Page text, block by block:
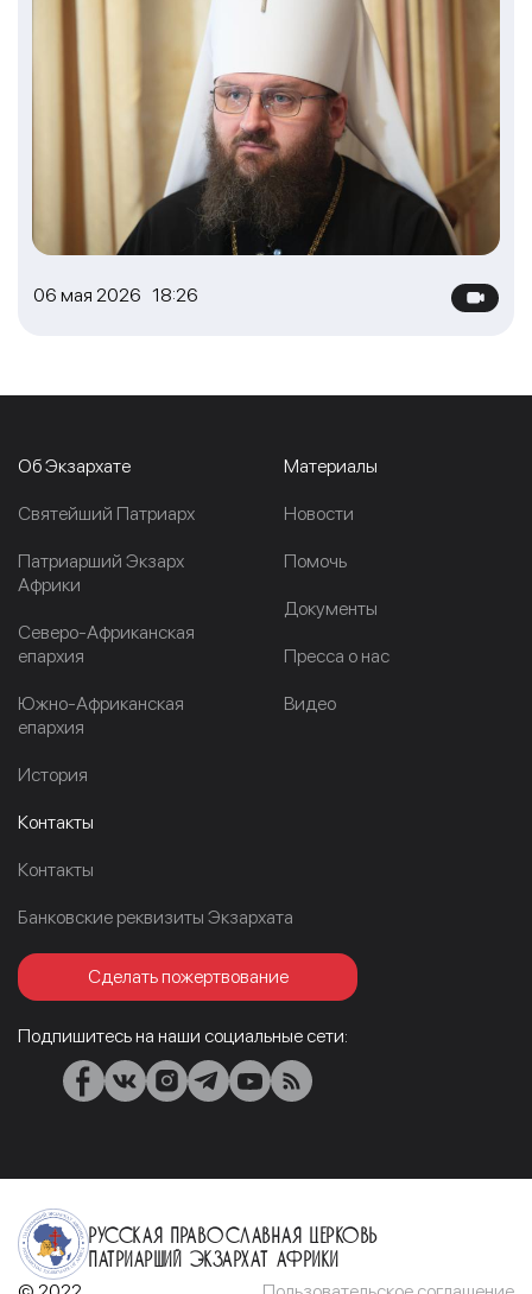
06 мая 2026 18:26
Об Экзархате
Cвятейший Патриарх
Патриарший Экзарх
Африки
Северо-Африканская
епархия
Южно-Африканская
епархия
История
Материалы
Новости
Помочь
Документы
Пресса о нас
Видео
Контакты
Контакты
Банковские реквизиты Экзархата
Сделать пожертвование
Подпишитесь на наши социальные сети:
Русская Православная Церковь
Патриарший Экзархат Африки